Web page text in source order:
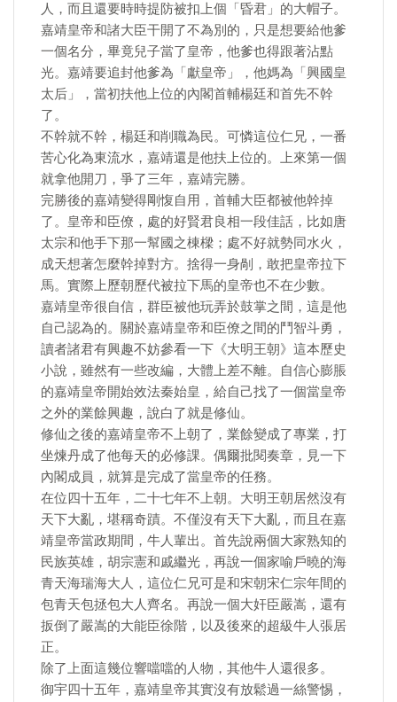
人，而且還要時時提防被扣上個「昏君」的大帽子。
嘉靖皇帝和諸大臣干開了不為別的，只是想要給他爹
一個名分，畢竟兒子當了皇帝，他爹也得跟著沾點
光。嘉靖要追封他爹為「獻皇帝」，他媽為「興國皇
太后」，當初扶他上位的內閣首輔楊廷和首先不幹
了。
不幹就不幹，楊廷和削職為民。可憐這位仁兄，一番
苦心化為東流水，嘉靖還是他扶上位的。上來第一個
就拿他開刀，爭了三年，嘉靖完勝。
完勝後的嘉靖變得剛愎自用，首輔大臣都被他幹掉
了。皇帝和臣僚，處的好賢君良相一段佳話，比如唐
太宗和他手下那一幫國之棟樑；處不好就勢同水火，
成天想著怎麼幹掉對方。捨得一身剮，敢把皇帝拉下
馬。實際上歷朝歷代被拉下馬的皇帝也不在少數。
嘉靖皇帝很自信，群臣被他玩弄於鼓掌之間，這是他
自己認為的。關於嘉靖皇帝和臣僚之間的鬥智斗勇，
讀者諸君有興趣不妨參看一下《大明王朝》這本歷史
小說，雖然有一些改編，大體上差不離。自信心膨脹
的嘉靖皇帝開始效法秦始皇，給自己找了一個當皇帝
之外的業餘興趣，說白了就是修仙。
修仙之後的嘉靖皇帝不上朝了，業餘變成了專業，打
坐煉丹成了他每天的必修課。偶爾批閱奏章，見一下
內閣成員，就算是完成了當皇帝的任務。
在位四十五年，二十七年不上朝。大明王朝居然沒有
天下大亂，堪稱奇蹟。不僅沒有天下大亂，而且在嘉
靖皇帝當政期間，牛人輩出。首先說兩個大家熟知的
民族英雄，胡宗憲和戚繼光，再說一個家喻戶曉的海
青天海瑞海大人，這位仁兄可是和宋朝宋仁宗年間的
包青天包拯包大人齊名。再說一個大奸臣嚴嵩，還有
扳倒了嚴嵩的大能臣徐階，以及後來的超級牛人張居
正。
除了上面這幾位響噹噹的人物，其他牛人還很多。
御宇四十五年，嘉靖皇帝其實沒有放鬆過一絲警惕，